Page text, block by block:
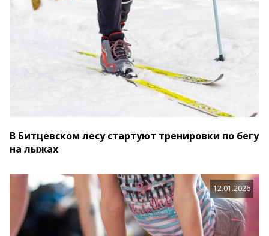
В Битцевском лесу стартуют тренировки по бегу
на лыжах
12.01.2026